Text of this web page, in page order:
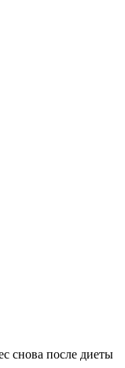
снова после диеты